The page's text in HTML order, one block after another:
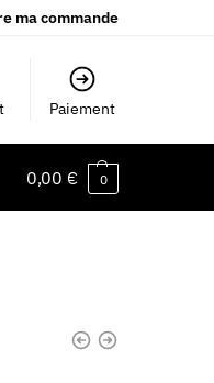
ma commande
Paiement
0,00 € 0